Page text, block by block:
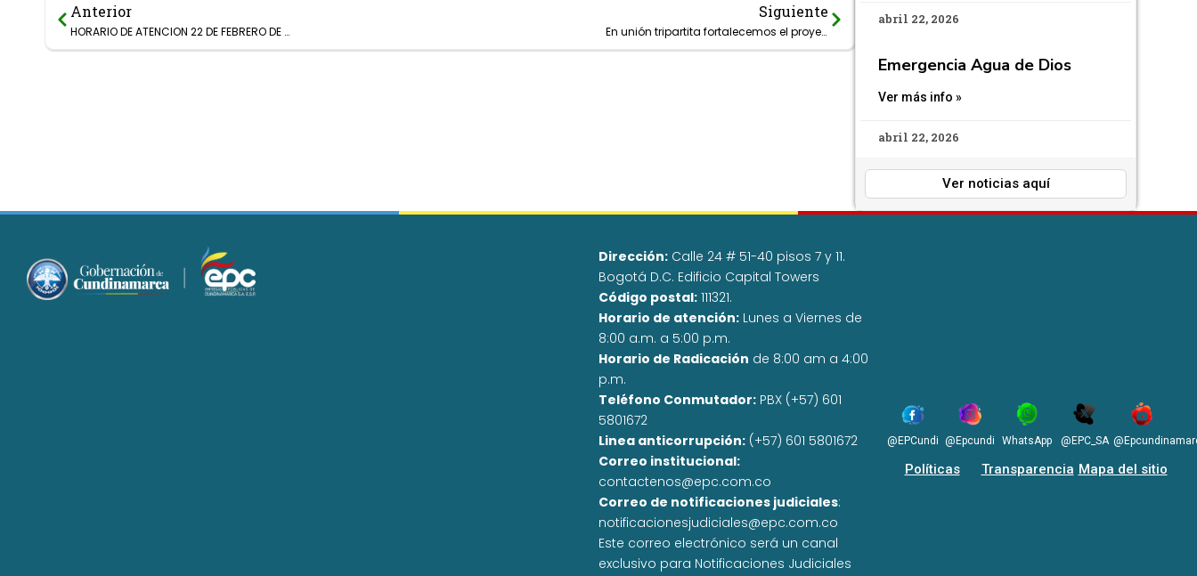
Prev
Anterior
HORARIO DE ATENCION 22 DE FEBRERO DE 2018
Siguiente
En unión tripartita fortalecemos el proyecto: Acueducto La Mesa – Anapoima
Next abril 22, 2026
Emergencia Agua de Dios
Ver más info »
abril 22, 2026
Ver noticias aquí
Dirección: Calle 24 # 51-40 pisos 7 y 11.
Bogotá D.C. Edificio Capital Towers
Código postal: 111321.
Horario de atención: Lunes a Viernes de
8:00 a.m. a 5:00 p.m.
Horario de Radicación de 8:00 am a 4:00
p.m.
Teléfono Conmutador: PBX (+57) 601
5801672
Linea anticorrupción: (+57) 601 5801672
Correo institucional:
contactenos@epc.com.co
Correo de notificaciones judiciales:
notificacionesjudiciales@epc.com.co
Este correo electrónico será un canal
exclusivo para Notificaciones Judiciales
@EPCundi @Epcundi WhatsApp @EPC_SA
Políticas Transparencia Mapa del sitio